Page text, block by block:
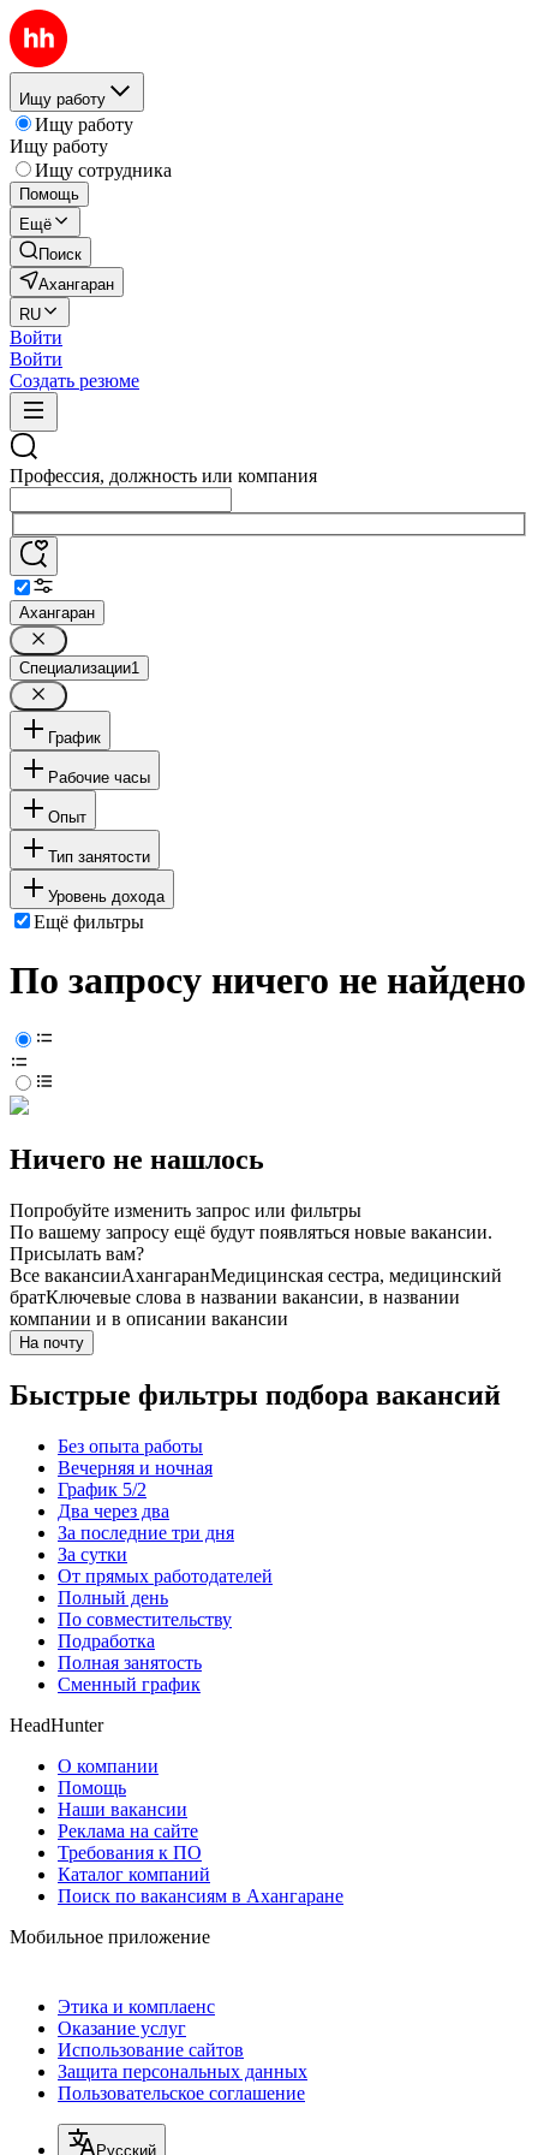
Ищу работу
Ищу работу
Ищу работу
Ищу сотрудника
Помощь
Ещё
Поиск
Ахангаран
RU
Войти
Войти
Создать резюме
Профессия, должность или компания
Ахангаран
Специализации1
График
Рабочие часы
Опыт
Тип занятости
Уровень дохода
Ещё фильтры
По запросу ничего не найдено
Ничего не нашлось
Попробуйте изменить запрос или фильтры
По вашему запросу ещё будут появляться новые вакансии.
Присылать вам?
Все вакансииАхангаранМедицинская сестра, медицинский
братКлючевые слова в названии вакансии, в названии
компании и в описании вакансии
На почту
Быстрые фильтры подбора вакансий
Без опыта работы
Вечерняя и ночная
График 5/2
Два через два
За последние три дня
За сутки
От прямых работодателей
Полный день
По совместительству
Подработка
Полная занятость
Сменный график
HeadHunter
О компании
Помощь
Наши вакансии
Реклама на сайте
Требования к ПО
Каталог компаний
Поиск по вакансиям в Ахангаране
Мобильное приложение
Этика и комплаенс
Оказание услуг
Использование сайтов
Защита персональных данных
Пользовательское соглашение
Русский